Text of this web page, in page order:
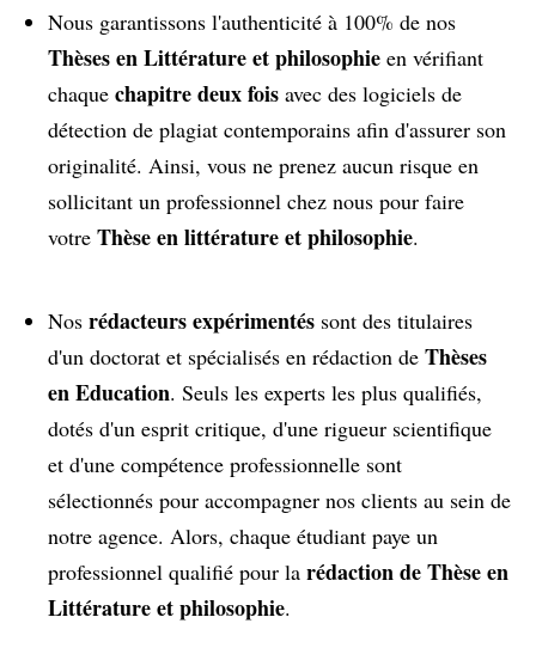
Nous garantissons l'authenticité à 100% de nos
Thèses en Littérature et philosophie en vérifiant
chaque chapitre deux fois avec des logiciels de
détection de plagiat contemporains afin d'assurer son
originalité. Ainsi, vous ne prenez aucun risque en
sollicitant un professionnel chez nous pour faire
votre Thèse en littérature et philosophie.
Nos rédacteurs expérimentés sont des titulaires
d'un doctorat et spécialisés en rédaction de Thèses
en Education. Seuls les experts les plus qualifiés,
dotés d'un esprit critique, d'une rigueur scientifique
et d'une compétence professionnelle sont
sélectionnés pour accompagner nos clients au sein de
notre agence. Alors, chaque étudiant paye un
professionnel qualifié pour la rédaction de Thèse en
Littérature et philosophie.